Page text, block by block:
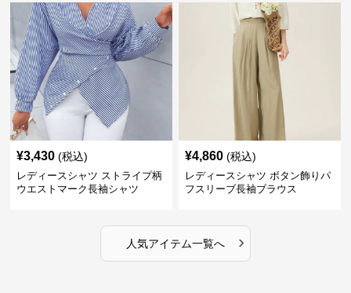
¥3,430 (税込)
レディースシャツ ストライプ柄
ウエストマーク長袖シャツ
¥4,860 (税込)
レディースシャツ ボタン飾りパ
フスリーブ長袖ブラウス
人気アイテム一覧へ ›